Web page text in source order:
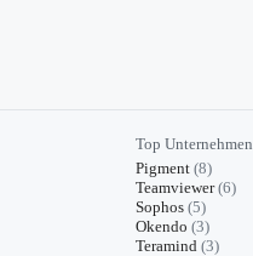
Top Unternehmen
Pigment (8)
Teamviewer(6)
Sophos (5)
Okendo (3)
Teramind (3)